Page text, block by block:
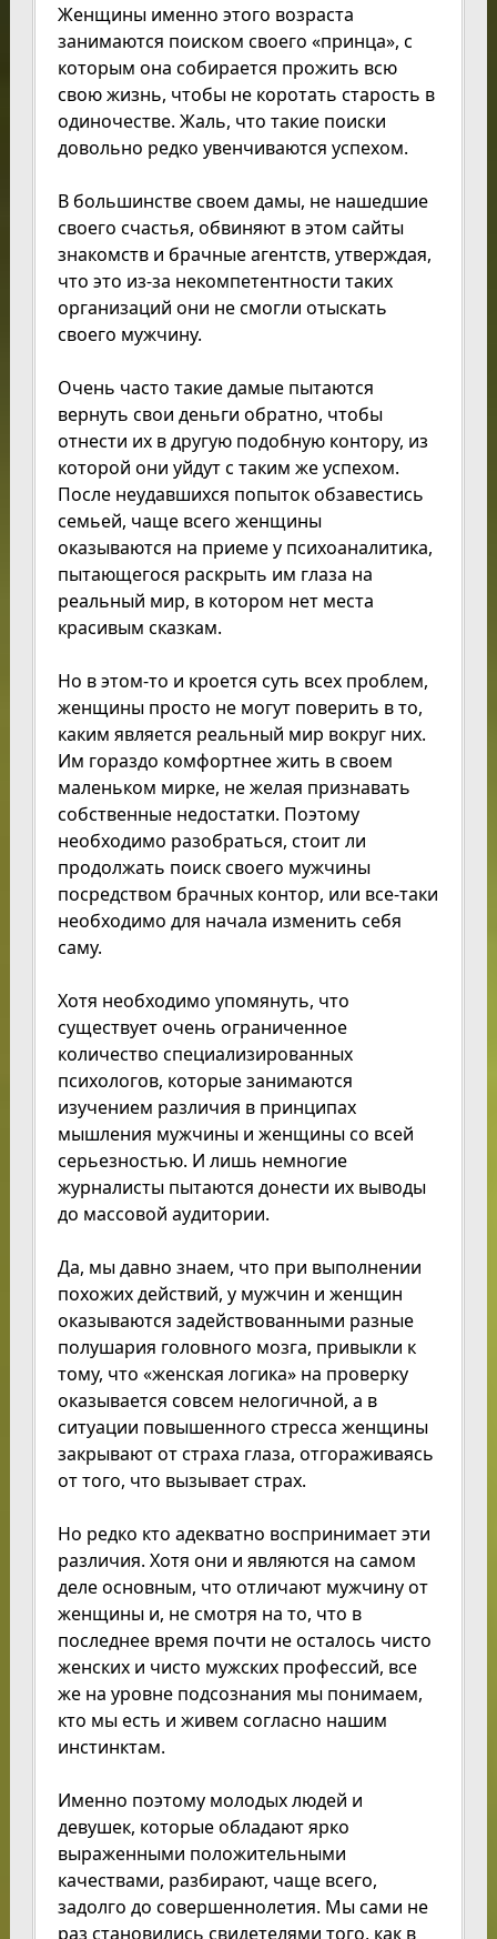
Женщины именно этого возраста
занимаются поиском своего «принца», с
которым она собирается прожить всю
свою жизнь, чтобы не коротать старость в
одиночестве. Жаль, что такие поиски
довольно редко увенчиваются успехом.
В большинстве своем дамы, не нашедшие
своего счастья, обвиняют в этом сайты
знакомств и брачные агентств, утверждая,
что это из-за некомпетентности таких
организаций они не смогли отыскать
своего мужчину.
Очень часто такие дамые пытаются
вернуть свои деньги обратно, чтобы
отнести их в другую подобную контору, из
которой они уйдут с таким же успехом.
После неудавшихся попыток обзавестись
семьей, чаще всего женщины
оказываются на приеме у психоаналитика,
пытающегося раскрыть им глаза на
реальный мир, в котором нет места
красивым сказкам.
Но в этом-то и кроется суть всех проблем,
женщины просто не могут поверить в то,
каким является реальный мир вокруг них.
Им гораздо комфортнее жить в своем
маленьком мирке, не желая признавать
собственные недостатки. Поэтому
необходимо разобраться, стоит ли
продолжать поиск своего мужчины
посредством брачных контор, или все-таки
необходимо для начала изменить себя
саму.
Хотя необходимо упомянуть, что
существует очень ограниченное
количество специализированных
психологов, которые занимаются
изучением различия в принципах
мышления мужчины и женщины со всей
серьезностью. И лишь немногие
журналисты пытаются донести их выводы
до массовой аудитории.
Да, мы давно знаем, что при выполнении
похожих действий, у мужчин и женщин
оказываются задействованными разные
полушария головного мозга, привыкли к
тому, что «женская логика» на проверку
оказывается совсем нелогичной, а в
ситуации повышенного стресса женщины
закрывают от страха глаза, отгораживаясь
от того, что вызывает страх.
Но редко кто адекватно воспринимает эти
различия. Хотя они и являются на самом
деле основным, что отличают мужчину от
женщины и, не смотря на то, что в
последнее время почти не осталось чисто
женских и чисто мужских профессий, все
же на уровне подсознания мы понимаем,
кто мы есть и живем согласно нашим
инстинктам.
Именно поэтому молодых людей и
девушек, которые обладают ярко
выраженными положительными
качествами, разбирают, чаще всего,
задолго до совершеннолетия. Мы сами не
раз становились свидетелями того, как в